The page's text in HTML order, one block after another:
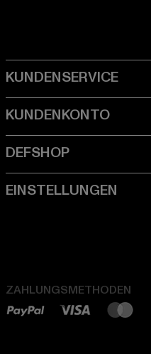
ZAHLUNGSMETHODEN